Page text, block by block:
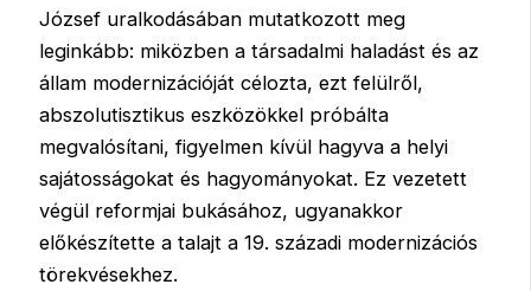
József uralkodásában mutatkozott meg
leginkább: miközben a társadalmi haladást és az
állam modernizációját célozta, ezt felülről,
abszolutisztikus eszközökkel próbálta
megvalósítani, figyelmen kívül hagyva a helyi
sajátosságokat és hagyományokat. Ez vezetett
végül reformjai bukásához, ugyanakkor
előkészítette a talajt a 19. századi modernizációs
törekvésekhez.